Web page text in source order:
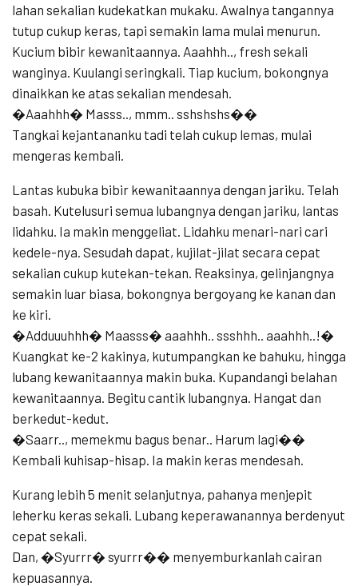
lahan sekalian kudekatkan mukaku. Awalnya tangannya
tutup cukup keras, tapi semakin lama mulai menurun.
Kucium bibir kewanitaannya. Aaahhh.., fresh sekali
wanginya. Kuulangi seringkali. Tiap kucium, bokongnya
dinaikkan ke atas sekalian mendesah.
�Aaahhh� Masss.., mmm.. sshshshs��
Tangkai kejantananku tadi telah cukup lemas, mulai
mengeras kembali.
Lantas kubuka bibir kewanitaannya dengan jariku. Telah
basah. Kutelusuri semua lubangnya dengan jariku, lantas
lidahku. Ia makin menggeliat. Lidahku menari-nari cari
kedele-nya. Sesudah dapat, kujilat-jilat secara cepat
sekalian cukup kutekan-tekan. Reaksinya, gelinjangnya
semakin luar biasa, bokongnya bergoyang ke kanan dan
ke kiri.
�Adduuuhhh� Maasss� aaahhh.. ssshhh.. aaahhh..!�
Kuangkat ke-2 kakinya, kutumpangkan ke bahuku, hingga
lubang kewanitaannya makin buka. Kupandangi belahan
kewanitaannya. Begitu cantik lubangnya. Hangat dan
berkedut-kedut.
�Saarr.., memekmu bagus benar.. Harum lagi��
Kembali kuhisap-hisap. Ia makin keras mendesah.
Kurang lebih 5 menit selanjutnya, pahanya menjepit
leherku keras sekali. Lubang keperawanannya berdenyut
cepat sekali.
Dan, �Syurrr� syurrr�� menyemburkanlah cairan
kepuasannya.